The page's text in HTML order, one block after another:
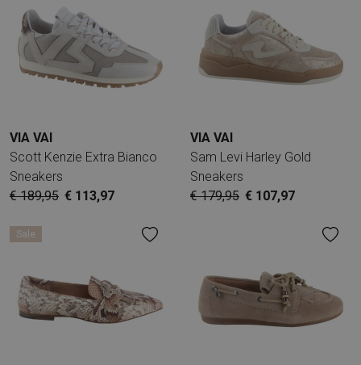
VIA VAI
Scott Kenzie Extra Bianco
Sneakers
€ 189,95 € 113,97
VIA VAI
Sam Levi Harley Gold
Sneakers
€ 179,95 € 107,97
Sale